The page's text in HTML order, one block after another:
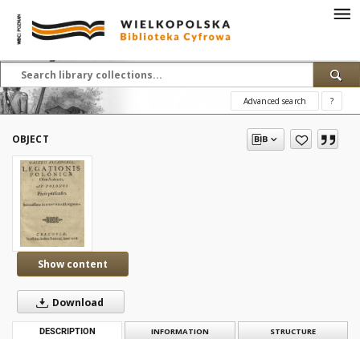
Advanced search ?
OBJECT
Show content
Download
DESCRIPTION INFORMATION STRUCTURE